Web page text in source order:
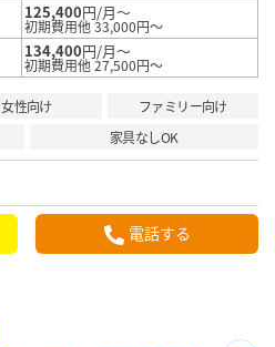
125,400円/月～
初期費用他 33,000円～
134,400円/月～
初期費用他 27,500円～
女性向け
ファミリー向け
家具なしOK
電話する